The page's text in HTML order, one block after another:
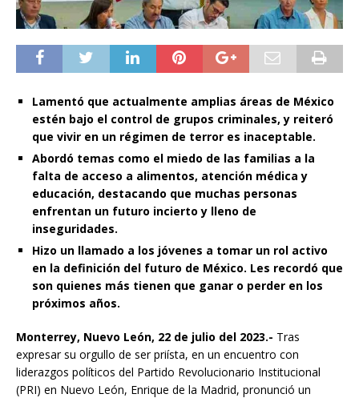
Lamentó que actualmente amplias áreas de México
estén bajo el control de grupos criminales, y reiteró
que vivir en un régimen de terror es inaceptable.
Abordó temas como el miedo de las familias a la
falta de acceso a alimentos, atención médica y
educación, destacando que muchas personas
enfrentan un futuro incierto y lleno de
inseguridades.
Hizo un llamado a los jóvenes a tomar un rol activo
en la definición del futuro de México. Les recordó que
son quienes más tienen que ganar o perder en los
próximos años.
Monterrey, Nuevo León, 22 de julio del 2023.- Tras
expresar su orgullo de ser priísta, en un encuentro con
liderazgos políticos del Partido Revolucionario Institucional
(PRI) en Nuevo León, Enrique de la Madrid, pronunció un